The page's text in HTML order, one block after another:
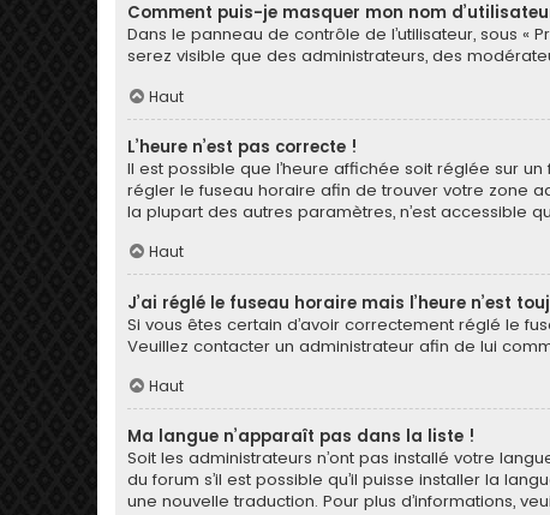
Comment puis-je masquer mon nom
Dans le panneau de contrôle de l’utilisateur, sous «
serez visible que des administrateurs, des
Haut
L’heure n’est pas correcte !
Il est possible que l’heure affichée soit réglée sur
régler le fuseau horaire afin de trouver votre zone
la plupart des autres paramètres, n’est accessible
Haut
J’ai réglé le fuseau horaire mais l’heure n’est
Si vous êtes certain d’avoir correctement réglé le
Veuillez contacter un administrateur afin de lui
Haut
Ma langue n’apparaît pas dans la liste !
Soit les administrateurs n’ont pas installé votre
du forum s’il est possible qu’il puisse installer la
une nouvelle traduction. Pour plus d’informations,